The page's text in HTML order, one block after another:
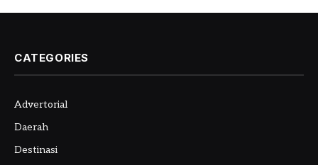
CATEGORIES
Advertorial
Daerah
Destinasi